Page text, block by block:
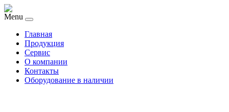
Menu
Главная
Продукция
Сервис
О компании
Контакты
Оборудование в наличии